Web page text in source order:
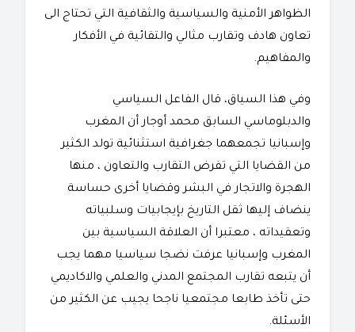
الظواهر الأمنية والسياسية والثقافية التي تحتاج الى
تعاون هادف وتقارب مثالي والتقائية في الأفكار
والمفاهيم.
وفي هذا السياق، قال الفاعل السياسي
والدبلوماسي السابق محمد أوجار أن المغرب
وإسبانيا تجمعهما جغرافية استثنائية تولد الكثير
من القضايا التي تفرض التقارب والتعاون ، منها
الهجرة والاتجار في البشر وقضايا أخرى حساسة
ينضاف إليها ثقل التاريخ بإيجابيات وسلبياته
وتعقيداته ، معتبرا أن العلاقة السياسية بين
المغرب وإسبانيا عرفت نضجا سياسيا مهما يجب
أن يتبعه تقارب المجتمع المدني والعلمي والاكاديمي
حتى تأخذ طابعا مجتمعيا ناجحا يجيب عن الكثير من
الأسئلة.